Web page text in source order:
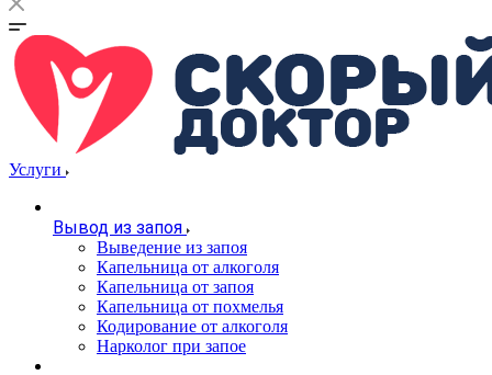
Услуги
Вывод из запоя
Выведение из запоя
Капельница от алкоголя
Капельница от запоя
Капельница от похмелья
Кодирование от алкоголя
Нарколог при запое